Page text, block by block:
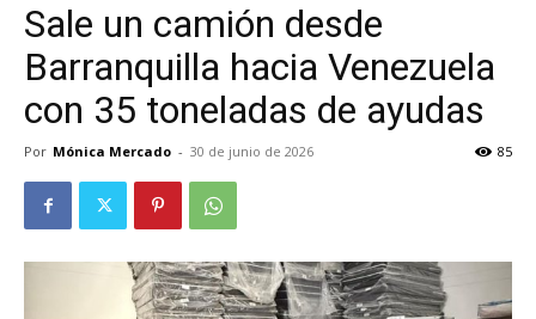
Sale un camión desde
Barranquilla hacia Venezuela
con 35 toneladas de ayudas
Por Mónica Mercado - 30 de junio de 2026 85